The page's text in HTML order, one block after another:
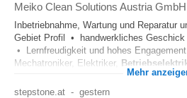
Meiko Clean Solutions Austria GmbH
Inbetriebnahme, Wartung und Reparatur
Gebiet Profil • handwerkliches
• Lernfreudigkeit und hohes
Mechatroniker, Elektriker,
Mehr
stepstone.at - gestern